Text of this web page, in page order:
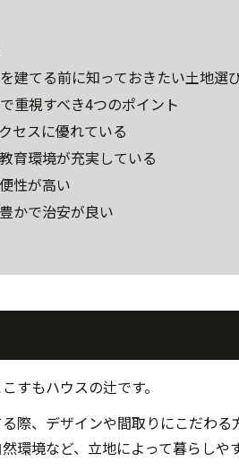
建てる前に知っておきたい土地選
重視すべき4つのポイント
セスに優れている
育環境が充実している
性が高い
かで治安が良い
すもハウスの辻です。
際、デザインや間取りにこだわ
環境など、立地によって暮らし